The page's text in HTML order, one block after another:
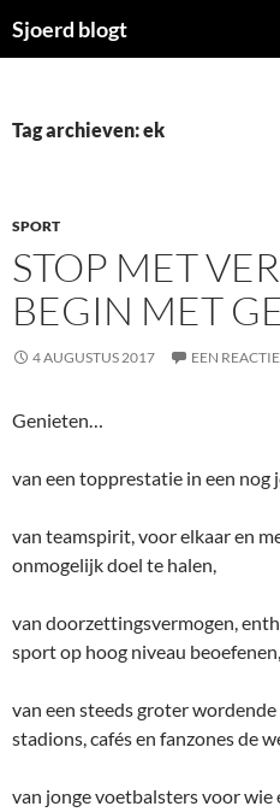
naar
Sjoerd blogt
Tag archieven: ek
SPORT
STOP MET
BEGIN MET
4 AUGUSTUS 2017 EEN
Genieten…
van een topprestatie in een nog
van teamspirit, voor elkaar en
onmogelijk doel te halen,
van doorzettingsvermogen,
sport op hoog niveau beoefenen,
van een steeds groter
stadions, cafés en fanzones de
van jonge voetbalsters voor wie